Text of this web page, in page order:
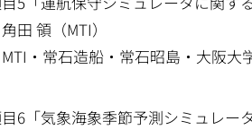
田 領（MTI）
・常石造船・常石昭島・大阪大
6「気象海象季節予測シミュレー